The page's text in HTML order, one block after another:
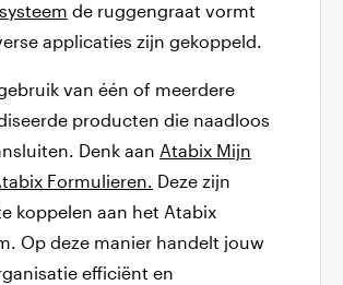
de ruggengraat vormt
applicaties zijn gekoppeld.
van één of meerdere
producten die naadloos
Denk aan Atabix Mijn
Formulieren. Deze zijn
koppelen aan het Atabix
Op deze manier handelt jouw
efficiënt en